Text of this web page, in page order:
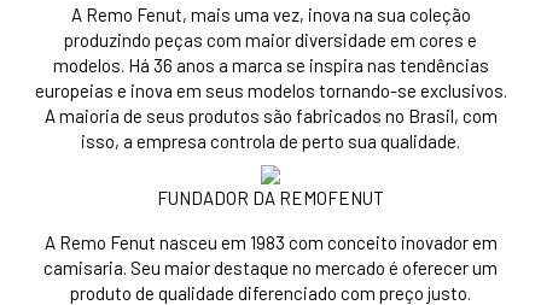
A Remo Fenut, mais uma vez, inova na sua coleção
produzindo peças com maior diversidade em cores e
modelos. Há 36 anos a marca se inspira nas tendências
europeias e inova em seus modelos tornando-se exclusivos.
A maioria de seus produtos são fabricados no Brasil, com
isso, a empresa controla de perto sua qualidade.
FUNDADOR DA REMOFENUT
A Remo Fenut nasceu em 1983 com conceito inovador em
camisaria. Seu maior destaque no mercado é oferecer um
produto de qualidade diferenciado com preço justo.